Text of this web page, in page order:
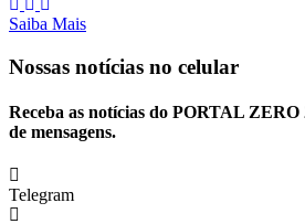
Saiba Mais
Nossas notícias no celular
Receba as notícias do PORTAL
de mensagens.
Telegram